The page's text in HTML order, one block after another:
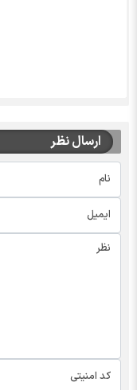
ارسال نظر